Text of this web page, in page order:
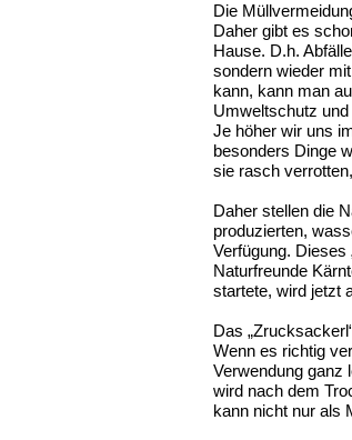
Die
Daher gibt es
Hause. D.h.
sondern wieder
kann, kann man
Umweltschutz
Je höher wir uns
besonders Dinge
sie rasch
Daher stellen die
produzierten,
Verfügung.
Naturfreunde
startete, wird jetzt
Das
Wenn es richtig
Verwendung ganz
wird nach dem
kann nicht nur als